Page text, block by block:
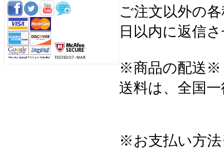
ご注文以外の
日以内に返信
※商品の配送※
送料は、全国
※お支払い方